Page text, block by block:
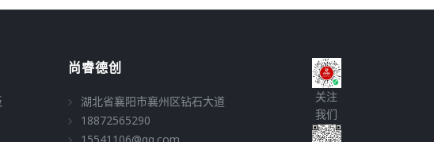
尚睿德创
湖北省襄阳市襄州区钻石大道
18872565290
关注
我们